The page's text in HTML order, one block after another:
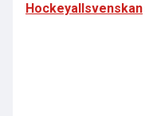
Hockeyallsvenskan